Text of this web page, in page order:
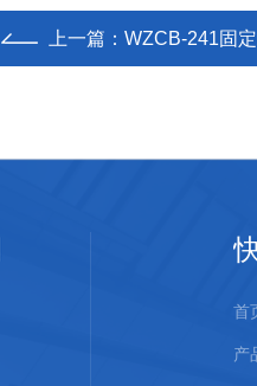
上一篇： WZCB-241固
首
产